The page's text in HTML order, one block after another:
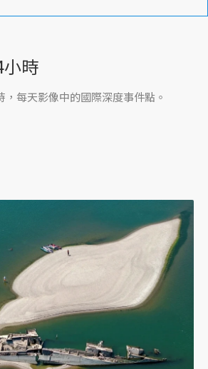
時
，每天影像中的國際深度事件點。